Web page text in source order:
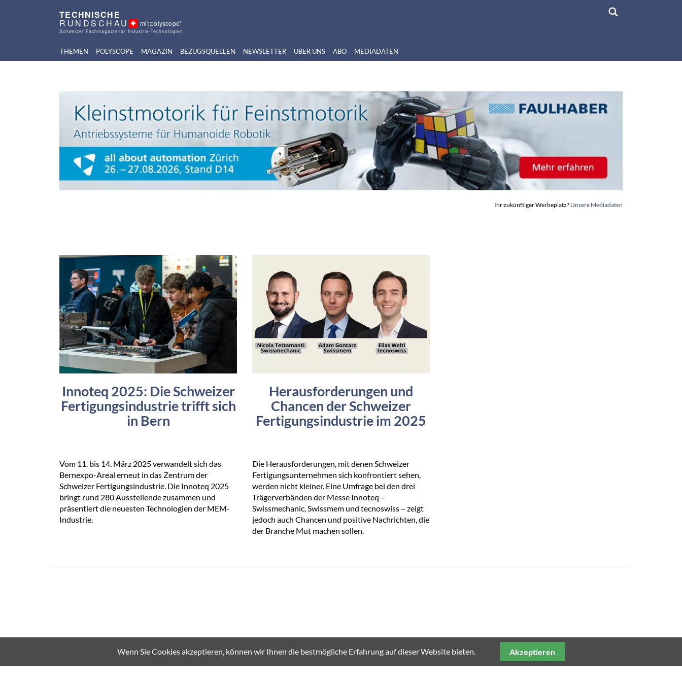
TECHNISCHE
RUNDSCHAU mit polyscope'
Schweizer Fachmagazin für Industrie-Technologien
THEMEN POLYSCOPE MAGAZIN BEZUGSQUELLEN NEWSLETTER ÜBER UNS ABO MEDIADATEN
Ihr zukünftiger Werbeplatz? Unsere Mediadaten
Innoteq 2025: Die Schweizer
Fertigungsindustrie trifft sich
in Bern
Vom 11. bis 14. März 2025 verwandelt sich das
Bernexpo-Areal erneut in das Zentrum der
Schweizer Fertigungsindustrie. Die Innoteq 2025
bringt rund 280 Ausstellende zusammen und
präsentiert die neuesten Technologien der MEM-
Industrie.
Herausforderungen und
Chancen der Schweizer
Fertigungsindustrie im 2025
Die Herausforderungen, mit denen Schweizer
Fertigungsunternehmen sich konfrontiert sehen,
werden nicht kleiner. Eine Umfrage bei den drei
Trägerverbänden der Messe Innoteq –
Swissmechanic, Swissmem und tecnoswiss – zeigt
jedoch auch Chancen und positive Nachrichten, die
der Branche Mut machen sollen.
Wenn Sie Cookies akzeptieren, können wir Ihnen die bestmögliche Erfahrung auf dieser Website bieten. Akzeptieren